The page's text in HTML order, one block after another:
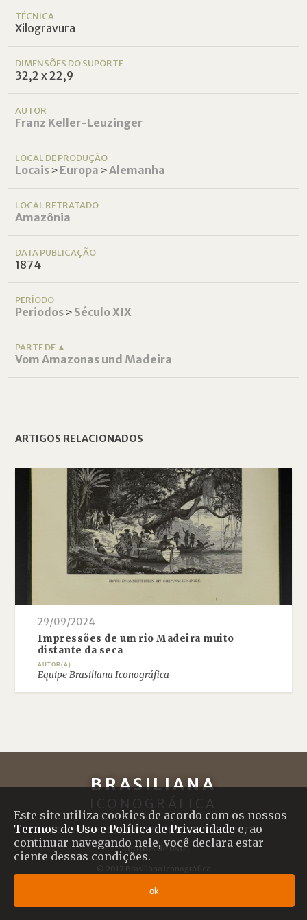
Este site utiliza cookies de acordo com os nossos
Termos de Uso e Política de Privacidade e, ao
continuar navegando nele, você declara estar
ciente dessas condições.
ok
TÉCNICA
Xilogravura
DIMENSÕES DO SUPORTE
32,2 x 22,9
AUTOR
Franz Keller-Leuzinger
LOCAL DE PRODUÇÃO
Locais˃ Europa ˃Alemanha
LOCAL RETRATADO
Amazônia
DATA PUBLICAÇÃO
1874
PERÍODO
Periodos˃ Século XIX
PARTE DE ▲
Vom Amazonas und Madeira
ARTIGOS RELACIONADOS
29/09/2024
Impressões de um rio Madeira muito
distante da seca
AUTOR(A)
Equipe Brasiliana Iconográfica
BRASILIANA
ICONOGRÁFICA
SOBRE O PROJETO | CRÉDITOS |CONTATO
Termos de uso